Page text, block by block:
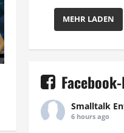
MEHR LADEN
Smalltalk
6 hours ago